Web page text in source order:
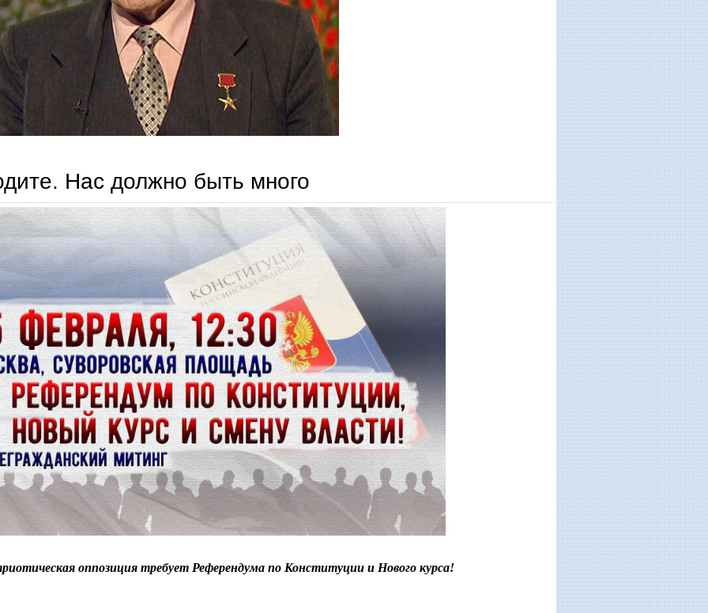
Нас должно быть много
оппозиция требует Референдума по Конституции и Нового курса!